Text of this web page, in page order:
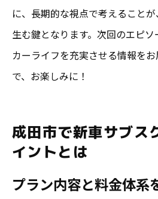
に、長期的な視点で考えること
生む鍵となります。次回のエピ
カーライフを充実させる情報を
で、お楽しみに！
成田市で新車サブス
イントとは
プラン内容と料金体系